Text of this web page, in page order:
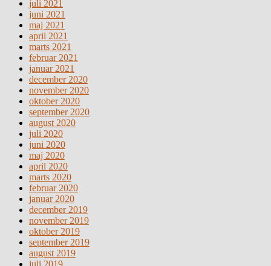
juli 2021
juni 2021
maj 2021
april 2021
marts 2021
februar 2021
januar 2021
december 2020
november 2020
oktober 2020
september 2020
august 2020
juli 2020
juni 2020
maj 2020
april 2020
marts 2020
februar 2020
januar 2020
december 2019
november 2019
oktober 2019
september 2019
august 2019
juli 2019